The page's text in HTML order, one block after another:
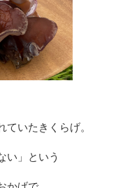
いたきくらげ。
い」という